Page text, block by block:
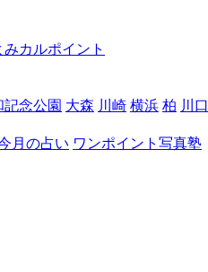
みカルポイント
記念公園 大森 川崎 横浜 柏 川口
月の占い ワンポイント写真塾